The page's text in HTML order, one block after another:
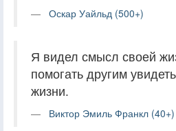
Оскар Уайльд (500+)
Я видел смысл своей
помогать другим
жизни.
Виктор Эмиль Франкл (40+)